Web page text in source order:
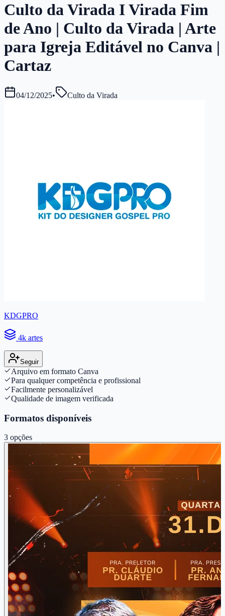
Culto da Virada I Virada Fim
de Ano | Culto da Virada | Arte
para Igreja Editável no Canva |
Cartaz
04/12/2025• Culto da Virada
KDGPRO
4k artes
Seguir
Arquivo em formato Canva
Para qualquer competência e profissional
Facilmente personalizável
Qualidade de imagem verificada
Formatos disponíveis
3 opções